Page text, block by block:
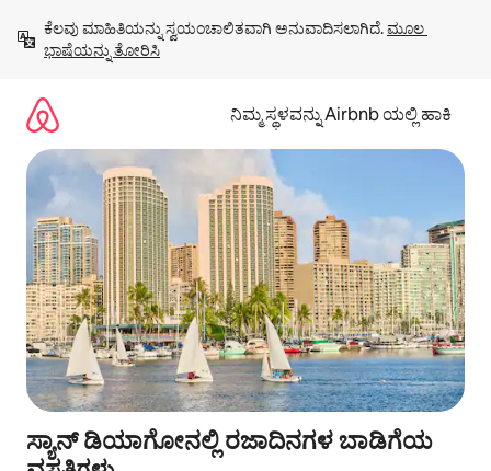
ಹೋಗಿ
ಕೆಲವು ಮಾಹಿತಿಯನ್ನು ಸ್ವಯಂಚಾಲಿತವಾಗಿ ಅನುವಾದಿಸಲಾಗಿದೆ. ಮೂಲ
ಭಾಷೆಯನ್ನು ತೋರಿಸಿ
ನಿಮ್ಮ ಸ್ಥಳವನ್ನು Airbnb ಯಲ್ಲಿ ಹಾಕಿ
ಸ್ಯಾನ್ ಡಿಯಾಗೋನಲ್ಲಿ ರಜಾದಿನಗಳ ಬಾಡಿಗೆಯ